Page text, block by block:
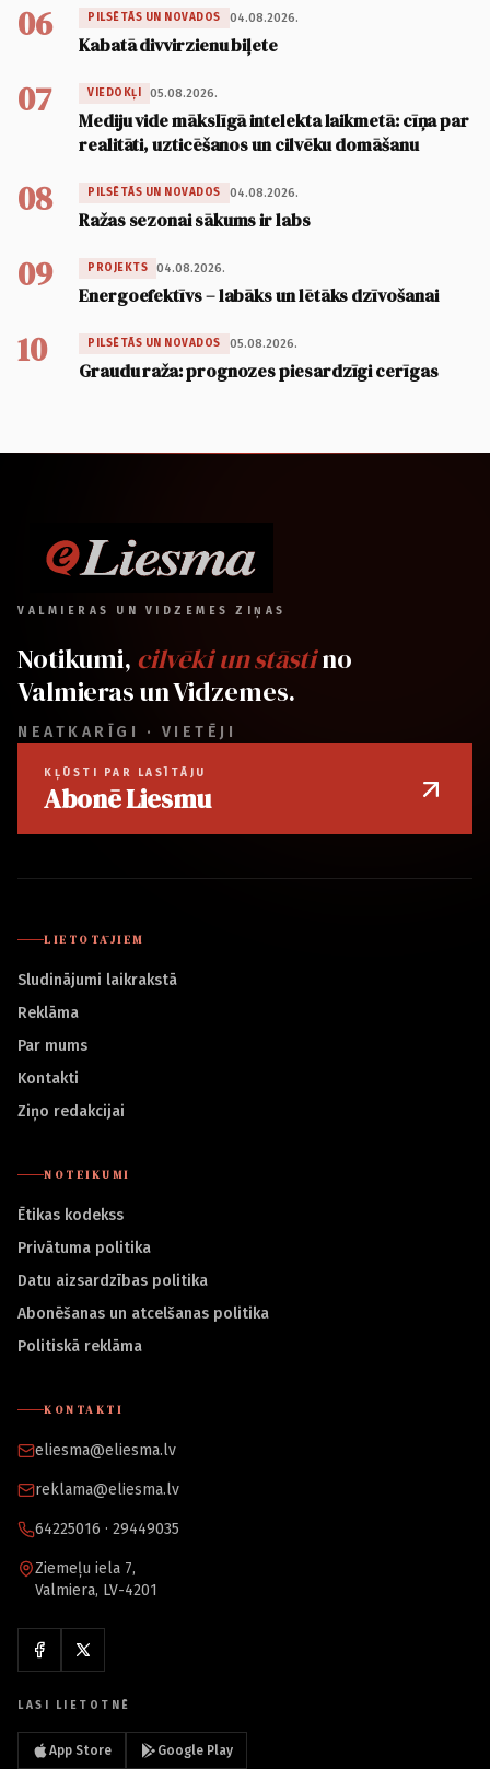
06 PILSĒTĀS UN NOVADOS 04.08.2026.
Kabatā divvirzienu biļete
07 VIEDOKĻI 05.08.2026.
Mediju vide mākslīgā intelekta laikmetā: cīņa par
realitāti, uzticēšanos un cilvēku domāšanu
08 PILSĒTĀS UN NOVADOS 04.08.2026.
Ražas sezonai sākums ir labs
09 PROJEKTS 04.08.2026.
Energoefektīvs – labāks un lētāks dzīvošanai
10 PILSĒTĀS UN NOVADOS 05.08.2026.
Graudu raža: prognozes piesardzīgi cerīgas
VALMIERAS UN VIDZEMES ZIŅAS
Notikumi, cilvēki un stāstino
Valmieras un Vidzemes.
NEATKARĪGI · VIETĒJI
KĻŪSTI PAR LASĪTĀJU
Abonē Liesmu
LIETOTĀJIEM
Sludinājumi laikrakstā
Reklāma
Par mums
Kontakti
Ziņo redakcijai
NOTEIKUMI
Ētikas kodekss
Privātuma politika
Datu aizsardzības politika
Abonēšanas un atcelšanas politika
Politiskā reklāma
KONTAKTI
eliesma@eliesma.lv
reklama@eliesma.lv
64225016 · 29449035
Ziemeļu iela 7,
Valmiera, LV-4201
LASI LIETOTNĒ
App Store Google Play